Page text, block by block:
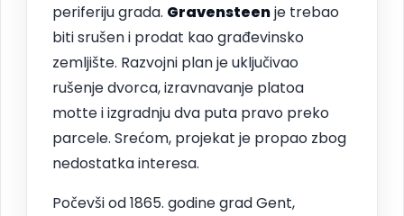
periferiju grada. Gravensteenje trebao
biti srušen i prodat kao građevinsko
zemljište. Razvojni plan je uključivao
rušenje dvorca, izravnavanje platoa
motte i izgradnju dva puta pravo preko
parcele. Srećom, projekat je propao zbog
nedostatka interesa.
Počevši od 1865. godine grad Gent,